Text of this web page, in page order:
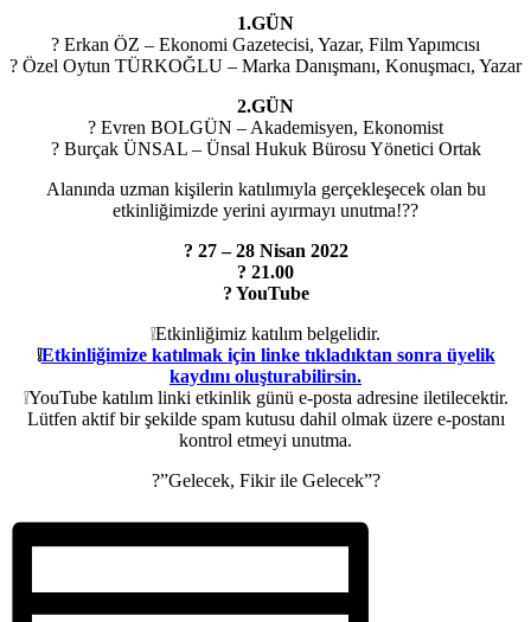
1.GÜN
? Erkan ÖZ – Ekonomi Gazetecisi, Yazar, Film Yapımcısı
? Özel Oytun TÜRKOĞLU – Marka Danışmanı, Konuşmacı, Yazar
2.GÜN
? Evren BOLGÜN – Akademisyen, Ekonomist
? Burçak ÜNSAL – Ünsal Hukuk Bürosu Yönetici Ortak
Alanında uzman kişilerin katılımıyla gerçekleşecek olan bu
etkinliğimizde yerini ayırmayı unutma!??
? 27 – 28 Nisan 2022
? 21.00
? YouTube
❕Etkinliğimiz katılım belgelidir.
❕Etkinliğimize katılmak için linke tıkladıktan sonra üyelik
kaydını oluşturabilirsin.
❕YouTube katılım linki etkinlik günü e-posta adresine iletilecektir.
Lütfen aktif bir şekilde spam kutusu dahil olmak üzere e-postanı
kontrol etmeyi unutma.
?”Gelecek, Fikir ile Gelecek”?